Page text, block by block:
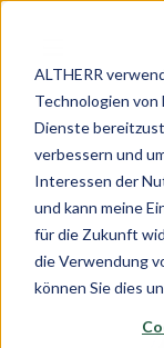
ALTHERR
Technologien
Dienste
verbessern und
Interessen der
und kann meine
für die Zukunft
die Verwendung
können Sie dies